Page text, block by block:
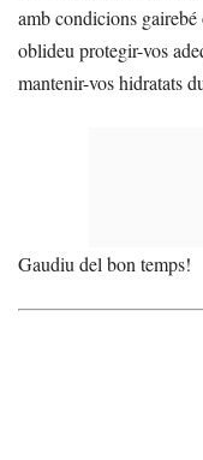
amb condicions
oblideu protegir-vos
mantenir-vos hidratats
Gaudiu del bon temps!